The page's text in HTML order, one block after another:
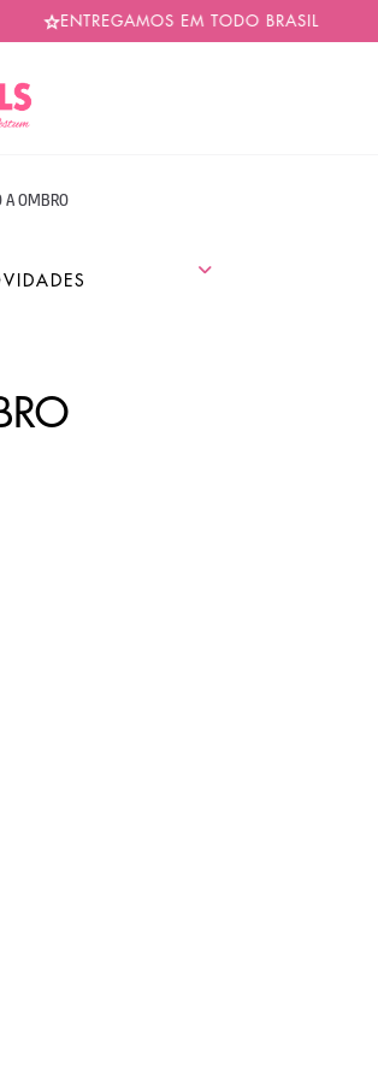
ENTREGAMOS EM TODO BRASIL
A OMBRO